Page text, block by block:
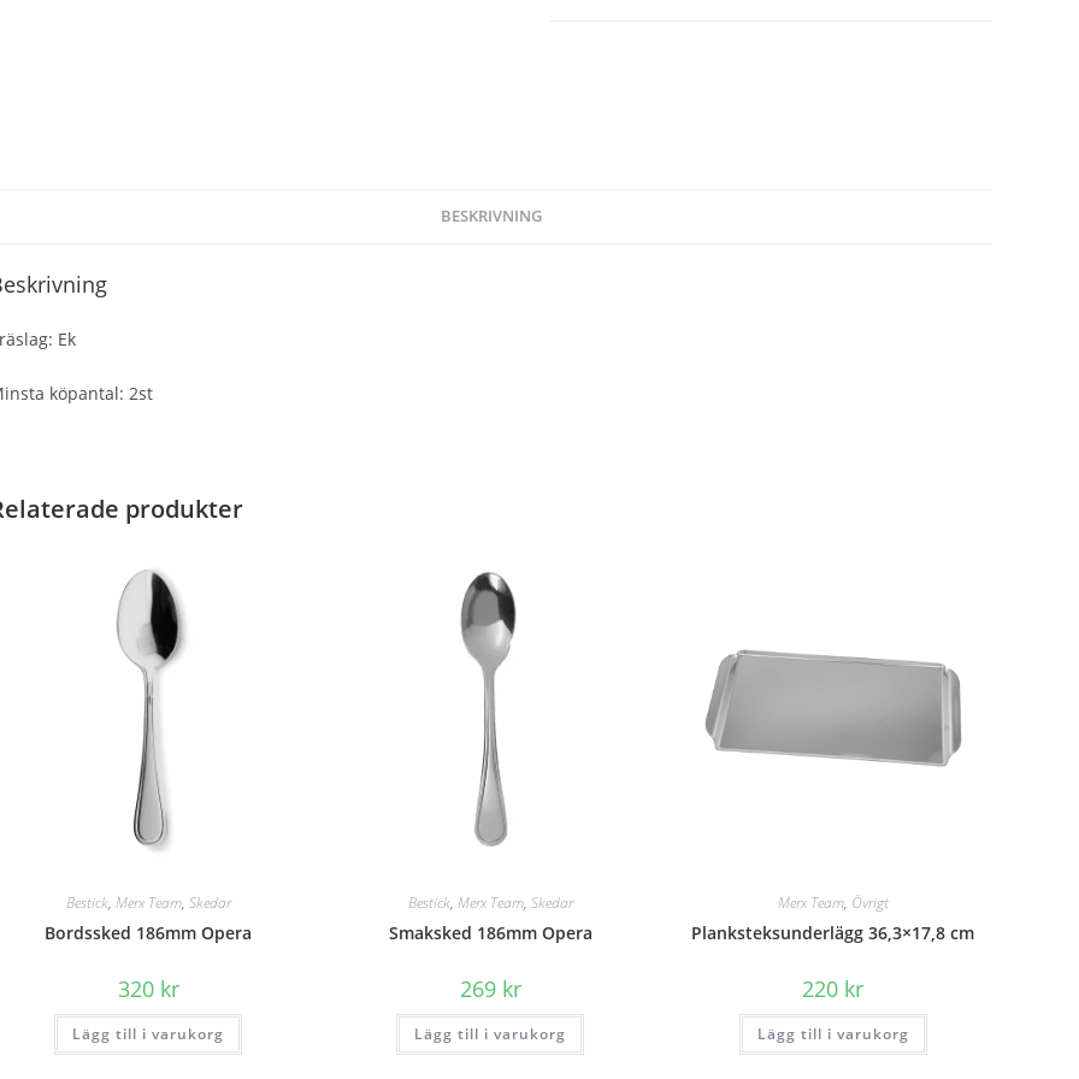
BESKRIVNING
Ek
köpantal: 2st
produkter
Bestick, Merx Team, Skedar
Bordssked 186mm Opera
320 kr
Lägg till i varukorg
Bestick, Merx Team, Skedar
Smaksked 186mm Opera
269 kr
Lägg till i varukorg
Merx Team, Övrigt
Planksteksunderlägg 36,3×17,8 cm
220 kr
Lägg till i varukorg